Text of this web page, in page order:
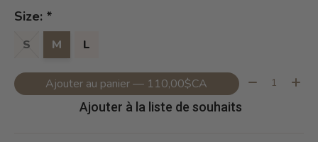
Size: *
S M L
Ajouter au panier — 110,00$CA Quantité:
Ajouter à la liste de souhaits